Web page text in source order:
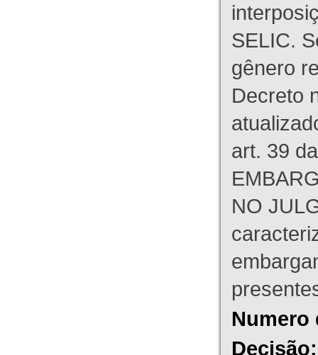
SELIC.
gênero
Decreto
art. 39
NO
Numero
Decisão: